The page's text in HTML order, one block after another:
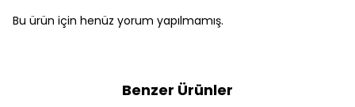
Bu ürün için henüz yorum yapılmamış.
Benzer Ürünler